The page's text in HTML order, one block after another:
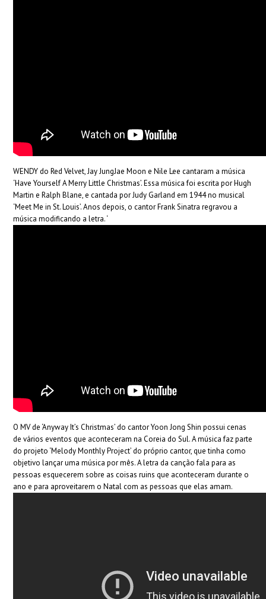
WENDY do Red Velvet, Jay JungJae Moon e Nile Lee cantaram a música
‘Have Yourself A Merry Little Christmas’. Essa música foi escrita por Hugh
Martin e Ralph Blane, e cantada por Judy Garland em 1944 no musical
‘Meet Me in St. Louis’. Anos depois, o cantor Frank Sinatra regravou a
música modificando a letra. ‘
O MV de ‘Anyway It’s Christmas’ do cantor Yoon Jong Shin possui cenas
de vários eventos que aconteceram na Coreia do Sul. A música faz parte
do projeto ‘Melody Monthly Project’ do próprio cantor, que tinha como
objetivo lançar uma música por mês. A letra da canção fala para as
pessoas esquecerem sobre as coisas ruins que aconteceram durante o
ano e para aproveitarem o Natal com as pessoas que elas amam.